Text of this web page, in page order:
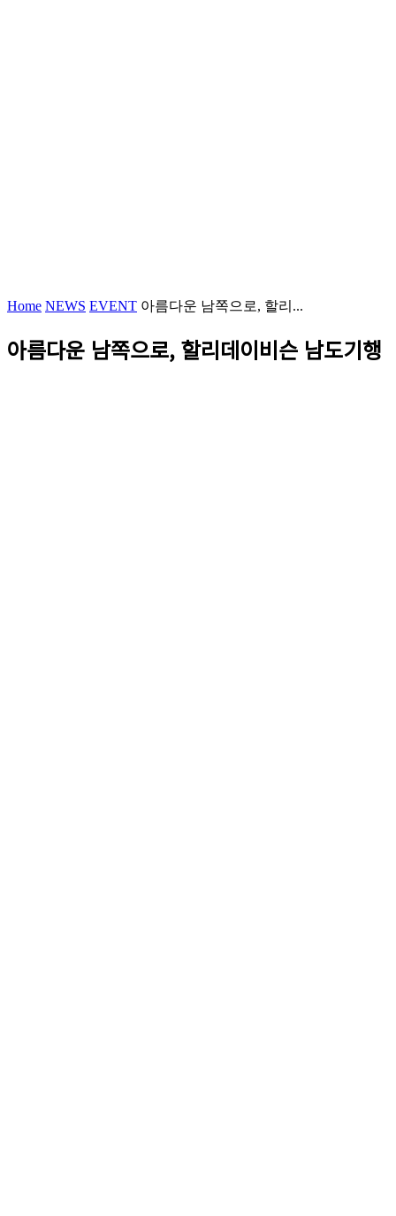
Home NEWS EVENT 아름다운 남쪽으로, 할리...
아름다운 남쪽으로, 할리데이비슨 남도기행